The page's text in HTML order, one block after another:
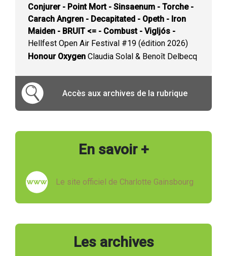
Conjurer - Point Mort - Sinsaenum - Torche -
Carach Angren - Decapitated - Opeth - Iron
Maiden - BRUIT <= - Combust - Vigljós -
Hellfest Open Air Festival #19 (édition 2026)
Honour Oxygen Claudia Solal & Benoît Delbecq
Accès aux archives de la rubrique
En savoir +
Le site officiel de Charlotte Gainsbourg
Les archives